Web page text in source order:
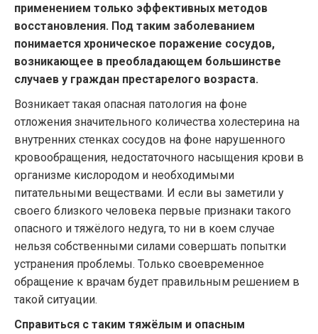
применением только эффективных методов
восстановления. Под таким заболеванием
понимается хроническое поражение сосудов,
возникающее в преобладающем большинстве
случаев у граждан престарелого возраста.
Возникает такая опасная патология на фоне
отложения значительного количества холестерина на
внутренних стенках сосудов на фоне нарушенного
кровообращения, недостаточного насыщения крови в
организме кислородом и необходимыми
питательными веществами. И если вы заметили у
своего близкого человека первые признаки такого
опасного и тяжёлого недуга, то ни в коем случае
нельзя собственными силами совершать попытки
устранения проблемы. Только своевременное
обращение к врачам будет правильным решением в
такой ситуации.
Справиться с таким тяжёлым и опасным